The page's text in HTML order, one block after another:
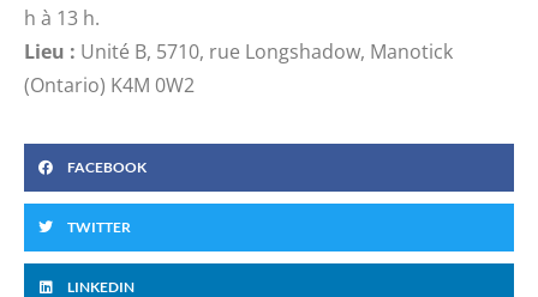
h à 13 h.
Lieu : Unité B, 5710, rue Longshadow, Manotick
(Ontario) K4M 0W2
FACEBOOK
TWITTER
LINKEDIN